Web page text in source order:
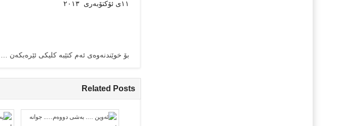
١١ی ئۆكتۆبەری ٢٠١٣
بۆ خوێندنەوەی ئەم کتێبە کلیکی ئێرەبکەن …..
Related Posts